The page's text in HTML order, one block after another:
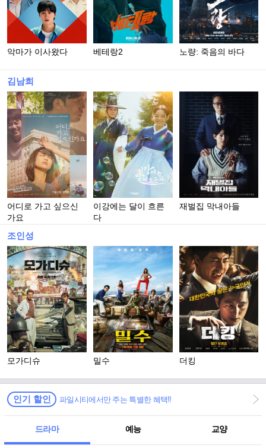
악마가 이사왔다 베테랑2 노량: 죽음의 바다
김남희
어디로 가고 싶으신
가요
이강에는 달이 흐른
다
재벌집 막내아들
조인성
모가디슈 밀수 더킹
인기 할인 파일시티에서만 주는 특별한 혜택!!
드라마 예능 교양